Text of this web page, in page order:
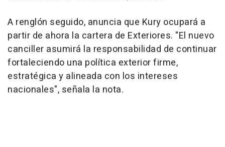
A renglón seguido, anuncia que Kury ocupará a
partir de ahora la cartera de Exteriores. "El nuevo
canciller asumirá la responsabilidad de continuar
fortaleciendo una política exterior firme,
estratégica y alineada con los intereses
nacionales", señala la nota.